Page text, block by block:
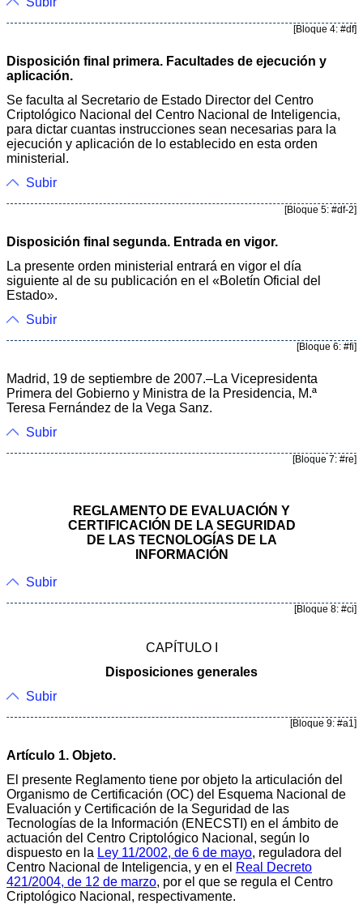
[Bloque 4: #df]
Disposición final primera. Facultades de ejecución y
aplicación.
Se faculta al Secretario de Estado Director del Centro
Criptológico Nacional del Centro Nacional de Inteligencia,
para dictar cuantas instrucciones sean necesarias para la
ejecución y aplicación de lo establecido en esta orden
ministerial.
Subir
[Bloque 5: #df-2]
Disposición final segunda. Entrada en vigor.
La presente orden ministerial entrará en vigor el día
siguiente al de su publicación en el «Boletín Oficial del
Estado».
Subir
[Bloque 6: #fi]
Madrid, 19 de septiembre de 2007.–La Vicepresidenta
Primera del Gobierno y Ministra de la Presidencia, M.ª
Teresa Fernández de la Vega Sanz.
Subir
[Bloque 7: #re]
REGLAMENTO DE EVALUACIÓN Y
CERTIFICACIÓN DE LA SEGURIDAD
DE LAS TECNOLOGÍAS DE LA
INFORMACIÓN
Subir
[Bloque 8: #ci]
CAPÍTULO I
Disposiciones generales
Subir
[Bloque 9: #a1]
Artículo 1. Objeto.
El presente Reglamento tiene por objeto la articulación del
Organismo de Certificación (OC) del Esquema Nacional de
Evaluación y Certificación de la Seguridad de las
Tecnologías de la Información (ENECSTI) en el ámbito de
actuación del Centro Criptológico Nacional, según lo
dispuesto en la Ley 11/2002, de 6 de mayo, reguladora del
Centro Nacional de Inteligencia, y en el Real Decreto
421/2004, de 12 de marzo, por el que se regula el Centro
Criptológico Nacional, respectivamente.